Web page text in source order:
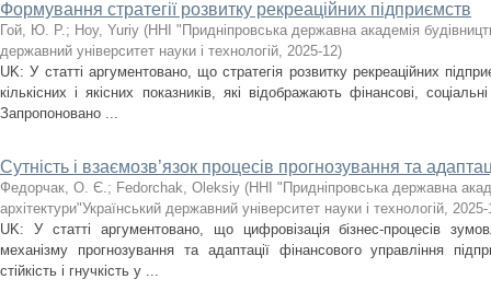
Формування стратегії розвитку рекреаційних підприємств
Гой, Ю. Р.; Hoy, Yuriy (ННІ "Придніпровська державна академія
державний університет науки і технологій, 2025-12)
UK: У статті аргументовано, що стратегія розвитку рекреаційних
кількісних і якісних показників, які відображають фінансові,
Запропоновано ...
Сутність і взаємозв’язок процесів прогнозування та
Федорчак, О. Є.; Fedorchak, Oleksiy (ННІ "Придніпровська державна
архітектури"Український державний університет науки і технологій, 2025-
UK: У статті аргументовано, що цифровізація бізнес-процесів
механізму прогнозування та адаптації фінансового управління
стійкість і гнучкість у ...